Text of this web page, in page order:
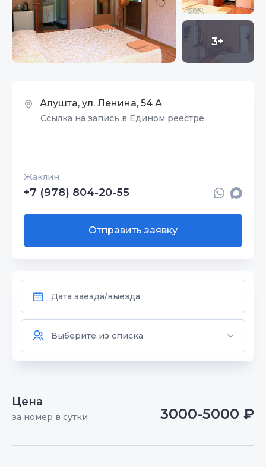
3+
Алушта, ул. Ленина, 54 А
Ссылка на запись в Едином реестре
Жаклин
+7 (978) 804-20-55
Отправить заявку
Цена
за номер в сутки 3000-5000 ₽